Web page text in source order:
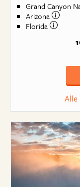
Grand Canyon
Arizona
Florida
Alle